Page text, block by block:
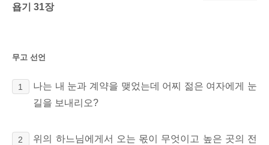
욥기 31장
무고 선언
1
나는 내 눈과 계약을 맺었는데 어찌 젊은 여자에게 눈
길을 보내리오?
2
위의 하느님에게서 오는 몫이 무엇이고 높은 곳의 전